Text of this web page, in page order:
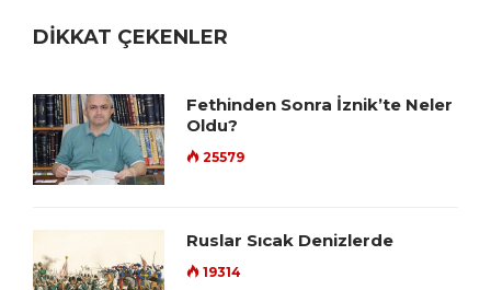
DİKKAT ÇEKENLER
Fethinden Sonra İznik’te Neler
Oldu?
25579
Ruslar Sıcak Denizlerde
19314